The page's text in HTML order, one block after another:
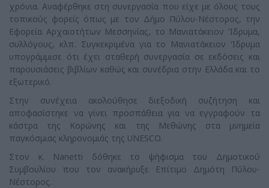
χρόνια. Αναφέρθηκε στη συνεργασία που είχε με όλους τους
τοπικούς φορείς όπως με τον Δήμο Πύλου-Νέστορος, την
Εφορεία Αρχαιοτήτων Μεσσηνίας, το Μανιατάκειον Ίδρυμα,
συλλόγους, κλπ. Συγκεκριμένα για το Μανιατάκειον Ίδρυμα
υπογράμμισε ότι έχει σταθερή συνεργασία σε εκδόσεις και
παρουσιάσεις βιβλίων καθώς και συνέδρια στην Ελλάδα και το
εξωτερικό.
Στην συνέχεια ακολούθησε διεξοδική συζήτηση και
αποφασίστηκε να γίνει προσπάθεια για να εγγραφούν τα
κάστρα της Κορώνης και της Μεθώνης στα μνημεία
παγκόσμιας κληρονομιάς της UNESCO.
Στον κ. Nanetti δόθηκε το ψήφισμα του Δημοτικού
Συμβουλίου που τον ανακήρυξε Επίτιμο Δημότη Πύλου-
Νέστορος.